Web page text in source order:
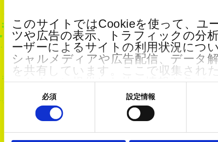
このサイトではCookieを使って、ユ
ツや広告の表示、トラフィックの分
ーザーによるサイトの利用状況につ
シャルメディアや広告配信、データ
を共有しています。ここで収集され
ートナーに提供した他の情報や各パ
した際に収集された情報と組み合わ
て使用されることがあります。
クッキーポリシーは
こちら
同
必須 設定情報
他の記事を読む
「アンクラウン」配
【